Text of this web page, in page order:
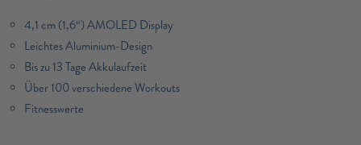
4,1 cm (1,6“) AMOLED Display
Leichtes Aluminium-Design
Bis zu 13 Tage Akkulaufzeit
Über 100 verschiedene Workouts
Fitnesswerte